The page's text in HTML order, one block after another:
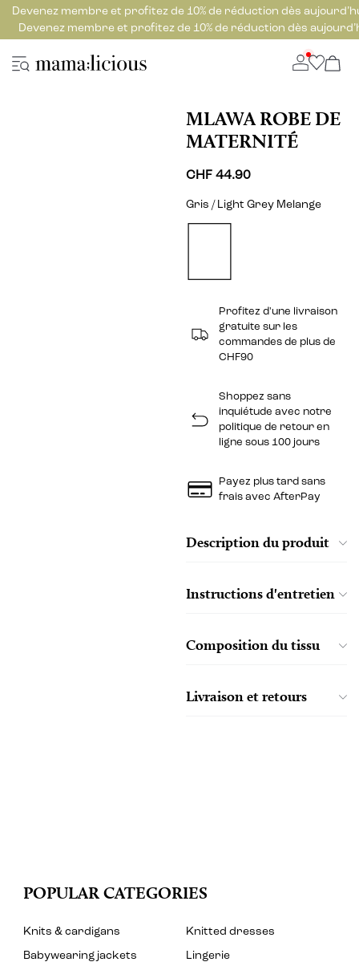
Devenez membre et profitez de 10% de réduction dès
Devenez membre et profitez de 10% de réduction dès
MLAWA ROBE DE
MATERNITÉ
CHF 44.90
Gris / Light Grey Melange
Profitez d'une livraison
gratuite sur les
commandes de plus de
CHF90
Shoppez sans
inquiétude avec notre
politique de retour en
ligne sous 100 jours
Payez plus tard sans
frais avec AfterPay
Description du produit
Instructions d'entretien
Composition du tissu
Livraison et retours
POPULAR CATEGORIES
Knits & cardigans
Knitted dresses
Babywearing jackets
Lingerie